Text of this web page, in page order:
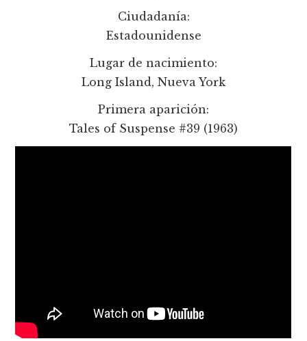
Ciudadanía:
Estadounidense
Lugar de nacimiento:
Long Island, Nueva York
Primera aparición:
Tales of Suspense #39 (1963)